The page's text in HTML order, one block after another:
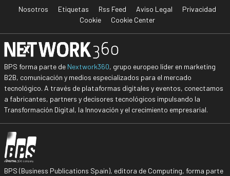
Nosotros Etiquetas Rss Feed Aviso Legal
Privacidad
Cookie
Cookie Center
BPS forma parte de Nextwork360, grupo europeo líder en marketing
B2B, comunicación y medios especializados para el mercado
tecnológico. A través de plataformas digitales y eventos, conectamos
a fabricantes, partners y decisores tecnológicos impulsando la
Transformación Digital, la Innovación y el crecimiento empresarial.
BPS (Business Publications Spain), editora de Computing, forma parte